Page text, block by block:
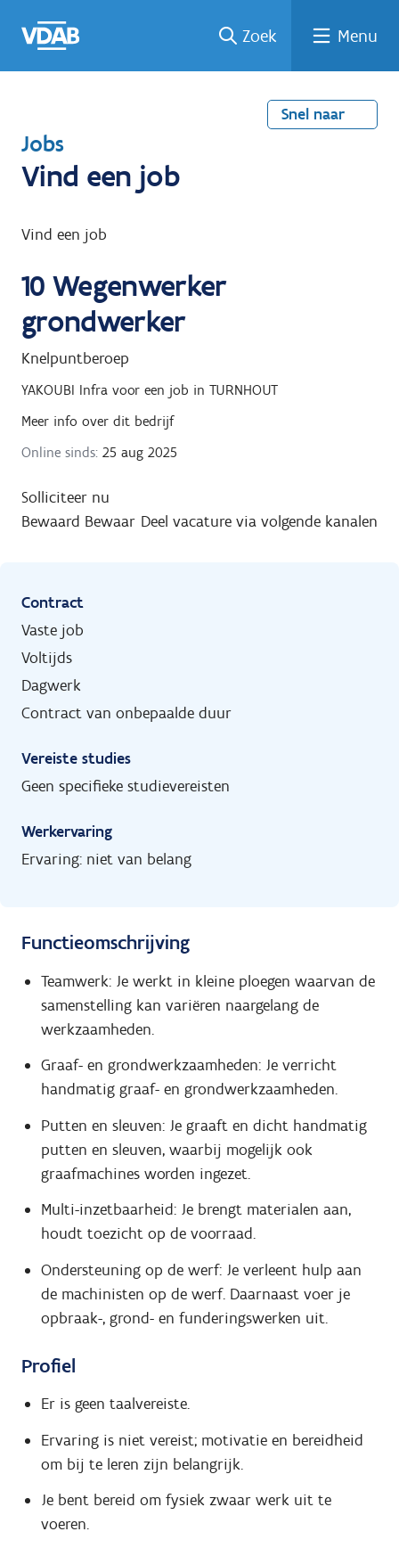
naar
een
een
job
naar
Zoek Menu
Snel naar
T
e
u
n
a
a
r
Jobs
Vind een job
Vind een job
10 Wegenwerker
grondwerker
Knelpuntberoep
YAKOUBI Infra voor een job in TURNHOUT
Meer info over dit bedrijf
Online sinds: 25 aug 2025
Solliciteer nu
Bewaard Bewaar Deel vacature via volgende kanalen
Contract
Vaste job
Voltijds
Dagwerk
Contract van onbepaalde duur
Vereiste studies
Geen specifieke studievereisten
Werkervaring
Ervaring: niet van belang
Functieomschrijving
Teamwerk: Je werkt in kleine ploegen waarvan de
samenstelling kan variëren naargelang de
werkzaamheden.
Graaf- en grondwerkzaamheden: Je verricht
handmatig graaf- en grondwerkzaamheden.
Putten en sleuven: Je graaft en dicht handmatig
putten en sleuven, waarbij mogelijk ook
graafmachines worden ingezet.
Multi-inzetbaarheid: Je brengt materialen aan,
houdt toezicht op de voorraad.
Ondersteuning op de werf: Je verleent hulp aan
de machinisten op de werf. Daarnaast voer je
opbraak-, grond- en funderingswerken uit.
Profiel
Er is geen taalvereiste.
Ervaring is niet vereist; motivatie en bereidheid
om bij te leren zijn belangrijk.
Je bent bereid om fysiek zwaar werk uit te
voeren.